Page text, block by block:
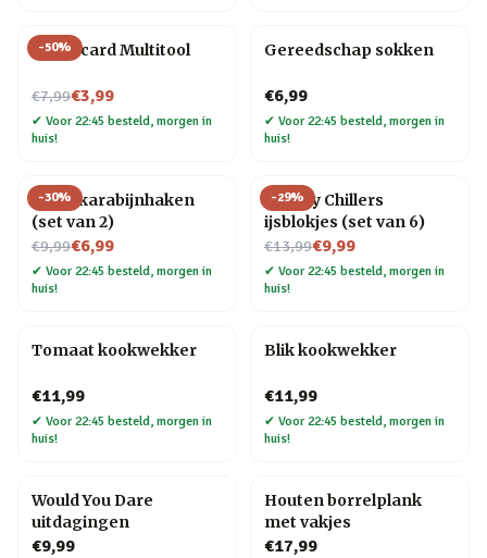
-50%
Creditcard Multitool
€7,99
Nu voor€3,99
✔ Voor 22:45 besteld, morgen in
huis!
Gereedschap sokken
€6,99
✔ Voor 22:45 besteld, morgen in
huis!
-30%
Hond karabijnhaken
(set van 2)
€9,99
Nu voor€6,99
✔ Voor 22:45 besteld, morgen in
huis!
-29%
Whisky Chillers
ijsblokjes (set van 6)
€13,99
Nu voor€9,99
✔ Voor 22:45 besteld, morgen in
huis!
Tomaat kookwekker
€11,99
✔ Voor 22:45 besteld, morgen in
huis!
Blik kookwekker
€11,99
✔ Voor 22:45 besteld, morgen in
huis!
Would You Dare
uitdagingen
€9,99
Houten borrelplank
met vakjes
€17,99